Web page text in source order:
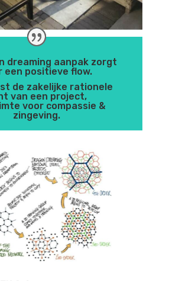
dreaming aanpak zorgt
een positieve flow.
de zakelijke rationele
van een project,
voor compassie &
zingeving.